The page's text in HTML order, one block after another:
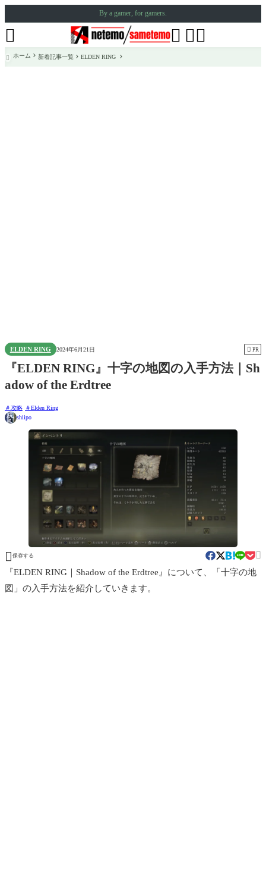
By a gamer, for gamers.
 

 ホーム 新着記事一覧 ELDEN RING
ELDEN RING 2024年6月21日  PR
『ELDEN RING』十字の地図の入手方法｜Sh
adow of the Erdtree
攻略
Elden Ring
shiipo
 保存する 
『ELDEN RING｜Shadow of the Erdtree』について、「十字の地
図」の入手方法を紹介していきます。